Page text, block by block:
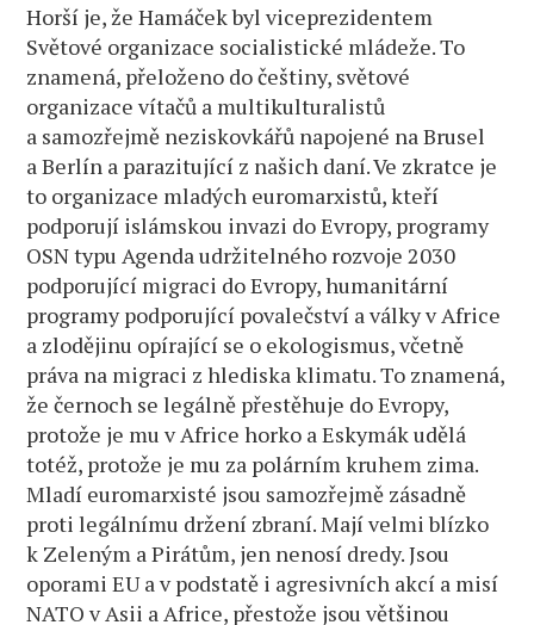
Horší je, že Hamáček byl viceprezidentem
Světové organizace socialistické mládeže. To
znamená, přeloženo do češtiny, světové
organizace vítačů a multikulturalistů
a samozřejmě neziskovkářů napojené na Brusel
a Berlín a parazitující z našich daní. Ve zkratce je
to organizace mladých euromarxistů, kteří
podporují islámskou invazi do Evropy, programy
OSN typu Agenda udržitelného rozvoje 2030
podporující migraci do Evropy, humanitární
programy podporující povalečství a války v Africe
a zlodějinu opírající se o ekologismus, včetně
práva na migraci z hlediska klimatu. To znamená,
že černoch se legálně přestěhuje do Evropy,
protože je mu v Africe horko a Eskymák udělá
totéž, protože je mu za polárním kruhem zima.
Mladí euromarxisté jsou samozřejmě zásadně
proti legálnímu držení zbraní. Mají velmi blízko
k Zeleným a Pirátům, jen nenosí dredy. Jsou
oporami EU a v podstatě i agresivních akcí a misí
NATO v Asii a Africe, přestože jsou většinou